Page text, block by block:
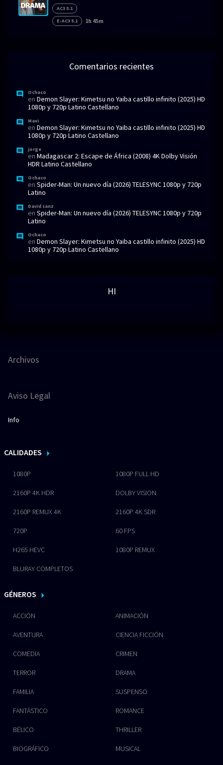
AC3 5.1
E-AC3 5.1
1h 45m
Comentarios recientes
Ochaco
en Demon Slayer: Kimetsu no Yaiba castillo infinito (2025) HD
1080p y 720p Latino Castellano
Maxi
en Demon Slayer: Kimetsu no Yaiba castillo infinito (2025) HD
1080p y 720p Latino Castellano
jorge
en Madagascar 2: Escape de África (2008) 4K Dolby Visión
HDR Latino Castellano
Ochaco
en Spider-Man: Un nuevo día (2026) TELESYNC 1080p y 720p
Latino
David sanz
en Spider-Man: Un nuevo día (2026) TELESYNC 1080p y 720p
Latino
Ochaco
en Demon Slayer: Kimetsu no Yaiba castillo infinito (2025) HD
1080p y 720p Latino Castellano
HI
Archivos
Aviso Legal
Info
CALIDADES
1080P 1080P FULL HD
2160P 4K HDR DOLBY VISION
2160P REMUX 4K 2160P 4K SDR
720P 60 FPS
H265 HEVC 1080P REMUX
BLURAY COMPLETOS
GÉNEROS
ACCIÓN ANIMACIÓN
AVENTURA CIENCIA FICCIÓN
COMEDIA CRIMEN
TERROR DRAMA
FAMILIA SUSPENSO
FANTÁSTICO ROMANCE
BÉLICO THRILLER
BIOGRÁFICO MUSICAL